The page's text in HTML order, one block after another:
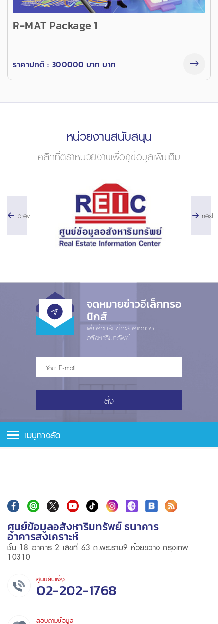
R-MAT Package 1
ราคาปกติ : 300000 บาท บาท
หน่วยงานสนับสนุน
คลิกที่ตราหน่วยงานเพื่อดูข้อมูลเพิ่มเติม
prev next
จดหมายข่าวอีเล็กทรอ
นิกส์
เพื่อร่วมรับข่าวสารแวดวง
อสังหาริมทรัพย์
ส่ง
เมนูทางลัด
ศูนย์ข้อมูลอสังหาริมทรัพย์ ธนาคาร
อาคารสงเคราะห์
ชั้น 18 อาคาร 2 เลขที่ 63 ถ.พระราม9 ห้วยขวาง กรุงเทพ
10310
ศูนย์รับแจ้ง
02-202-1768
สอบถามข้อมูล